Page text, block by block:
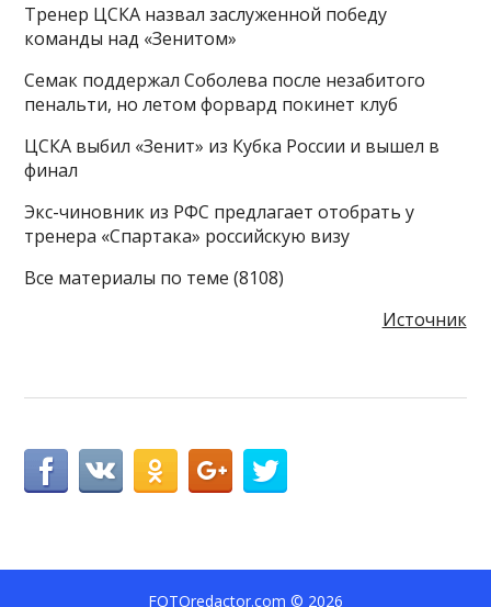
Тренер ЦСКА назвал заслуженной победу
команды над «Зенитом»
Семак поддержал Соболева после незабитого
пенальти, но летом форвард покинет клуб
ЦСКА выбил «Зенит» из Кубка России и вышел в
финал
Экс-чиновник из РФС предлагает отобрать у
тренера «Спартака» российскую визу
Все материалы по теме (8108)
Источник
FOTOredactor.com © 2026